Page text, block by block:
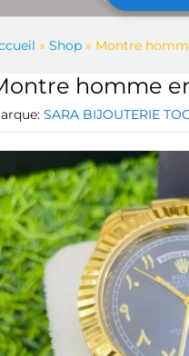
» Shop » Montre
homme
SARA BIJOUTERIE